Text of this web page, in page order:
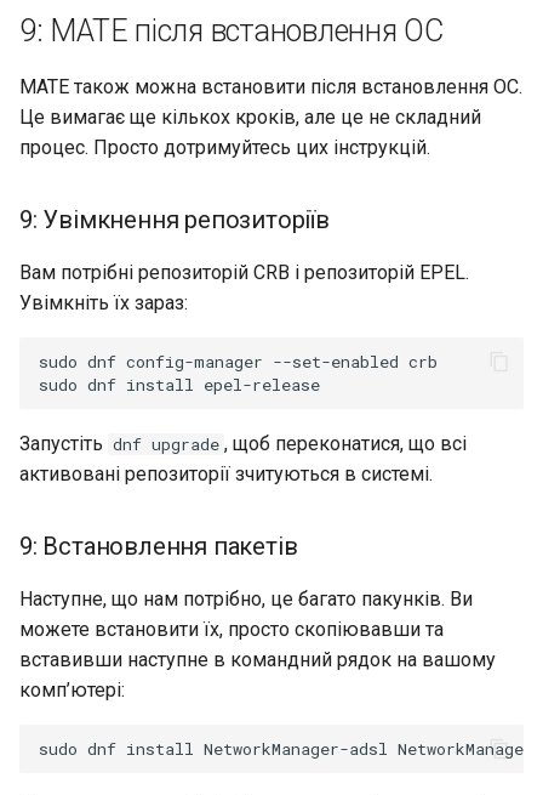
9: MATE після встановлення ОС
MATE також можна встановити після встановлення ОС.
Це вимагає ще кількох кроків, але це не складний
процес. Просто дотримуйтесь цих інструкцій.
9: Увімкнення репозиторіїв
Вам потрібні репозиторій CRB і репозиторій EPEL.
Увімкніть їх зараз:
sudo dnf config-manager --set-enabled crb
Запустіть dnf upgrade , щоб переконатися, що всі
активовані репозиторії зчитуються в системі.
9: Встановлення пакетів
Наступне, що нам потрібно, це багато пакунків. Ви
можете встановити їх, просто скопіювавши та
вставивши наступне в командний рядок на вашому
комп’ютері: